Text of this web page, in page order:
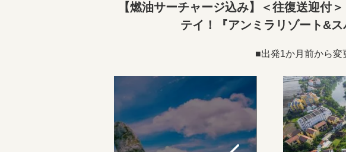
【燃油サーチャージ込み】＜往復送迎付
テイ！『アンミラリゾート&
■出発1か月前から変